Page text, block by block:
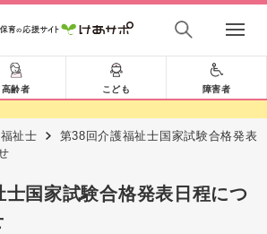
高齢者 こども 障害者
祉士
第38回介護福祉士国家試験合格発表
国家試験合格発表日程につ